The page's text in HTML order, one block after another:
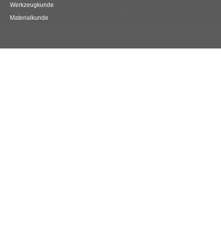
Werkzeugkunde
Materialkunde